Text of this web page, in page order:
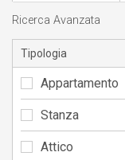
Ricerca Avanzata
Tipologia
Appartamento
Stanza
Attico